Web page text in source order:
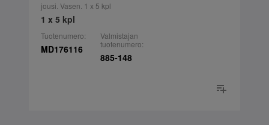
jousi. Vasen. 1 x 5 kpl
1 x 5 kpl
Tuotenumero:
MD176116
Valmistajan
tuotenumero:
885-148